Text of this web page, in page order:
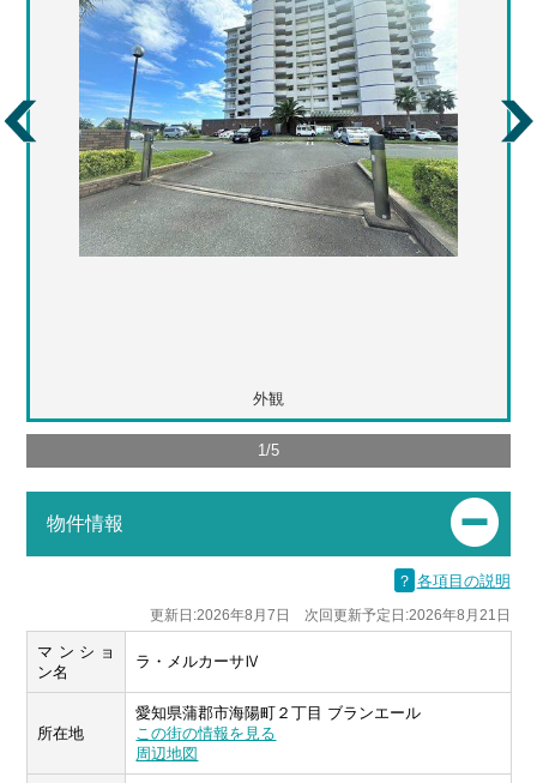
外観
1 /5
物件情報
？ 各項目の説明
更新日:2026年8月7日 次回更新予定日:2026年8月21日
マンショ
ン名
ラ・メルカーサⅣ
所在地
愛知県蒲郡市海陽町２丁目 ブランエール
この街の情報を見る
周辺地図